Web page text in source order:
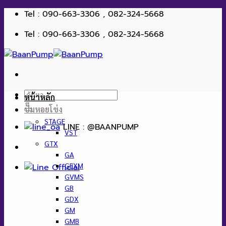
ข้าม
เนื้อหา
Tel : 090-663-3306 , 082-324-5668
Tel : 090-663-3306 , 082-324-5668
ค้นหา:
LINE : @BAANPUMP
หน้าหลัก
ปั๊มหอยโข่ง
STAGE
VST
GTX
GA
GEXM
GVMS
GB
GDX
GM
GMB